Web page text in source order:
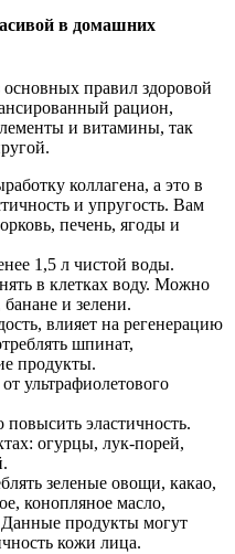
в домашних
правил здоровой
рацион,
и витамины, так
коллагена, а это в
и упругость. Вам
печень, ягоды и
1,5 л чистой воды.
в клетках воду. Можно
и зелени.
влияет на регенерацию
шпинат,
продукты.
ультрафиолетового
эластичность.
огурцы, лук-порей,
зеленые овощи, какао,
конопляное масло,
продукты могут
кожи лица.